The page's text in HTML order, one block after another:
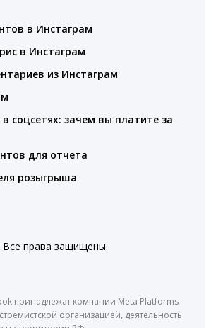
в Инстаграм
в Инстаграм
из Инстаграм
соцсетях: зачем вы платите за
для отчета
розыгрыша
права защищены.
принадлежат компании Meta Platforms
организацией, деятельность